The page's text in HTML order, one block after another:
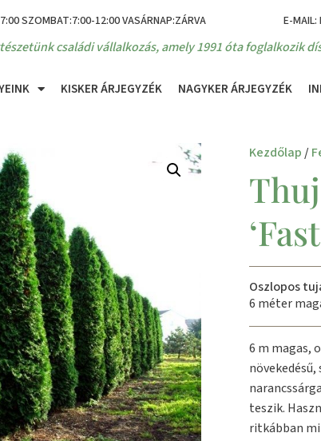
SZOMBAT:7:00-12:00 VASÁRNAP:ZÁRVA E-MAIL:
családi vállalkozás, amely 1991 óta foglalkozik
KISKER ÁRJEGYZÉK NAGYKER ÁRJEGYZÉK
Kezdőlap /
Oszlopos
6 méter
6 m magas,
teszik.
ritkábban